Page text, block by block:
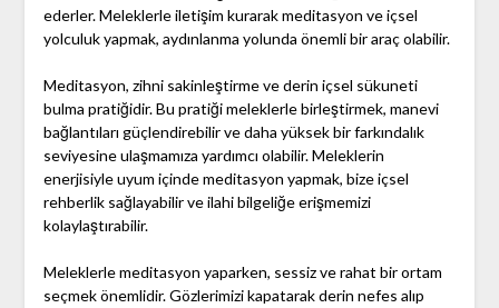
ederler. Meleklerle iletişim kurarak meditasyon ve içsel
yolculuk yapmak, aydınlanma yolunda önemli bir araç olabilir.
Meditasyon, zihni sakinleştirme ve derin içsel sükuneti
bulma pratiğidir. Bu pratiği meleklerle birleştirmek, manevi
bağlantıları güçlendirebilir ve daha yüksek bir farkındalık
seviyesine ulaşmamıza yardımcı olabilir. Meleklerin
enerjisiyle uyum içinde meditasyon yapmak, bize içsel
rehberlik sağlayabilir ve ilahi bilgeliğe erişmemizi
kolaylaştırabilir.
Meleklerle meditasyon yaparken, sessiz ve rahat bir ortam
seçmek önemlidir. Gözlerimizi kapatarak derin nefes alıp